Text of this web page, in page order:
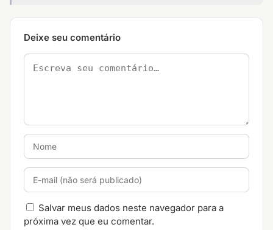
Deixe seu comentário
Salvar meus dados neste navegador para a
próxima vez que eu comentar.